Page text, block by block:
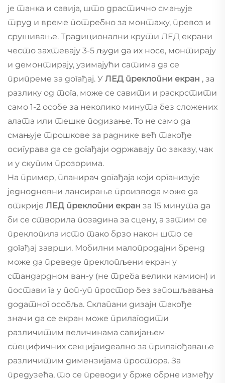
је танка и савија, што драстично смањује
труд и време потребно за монтажу, превоз и
срушивање. Традиционални крути ЛЕД екрани
често захтевају 3-5 људи да их носе, монтирају
и демонтирају, узимајући сатима да се
припреме за догађај. У ЛЕД преклопни екран , за
разлику од тога, може се савити и раскрстити
само 1-2 особе за неколико минута без сложених
алата или тешке подизање. То не само да
смањује трошкове за раднике већ такође
осигурава да се догађаји одржавају по заказу, чак
и у скупим прозорима.
На пример, планирач догађаја који организује
једнодневни лансирање производа може да
открије ЛЕД преклопни екран за 15 минута да
би се створила позадина за сцену, а затим се
преклопила исто тако брзо након што се
догађај заврши. Мобилни малопродајни бренд
може да преведе преклопљени екран у
стандардном ван-у (не треба велики камион) и
постави га у поп-уп простор без запошљавања
додатног особља. Склапани дизајн такође
значи да се екран може прилагодити
различитим величинама савијањем
специфичних секцијаидеално за прилагођавање
различитим димензијама простора. За
предузећа, то се преводи у брже обрне између